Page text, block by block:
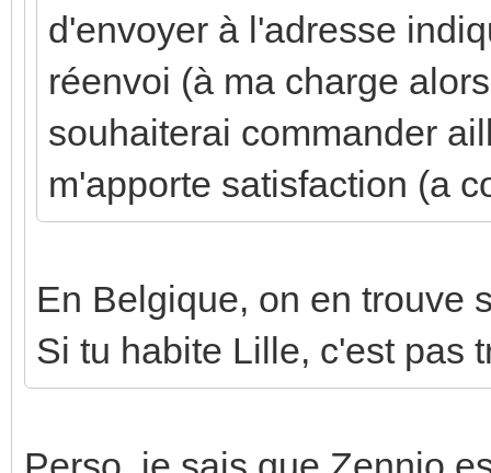
d'envoyer à l'adresse
réenvoi (à ma charge
souhaiterai commander
m'apporte satisfaction (a
En Belgique, on en trouve
Si tu habite Lille, c'est pas